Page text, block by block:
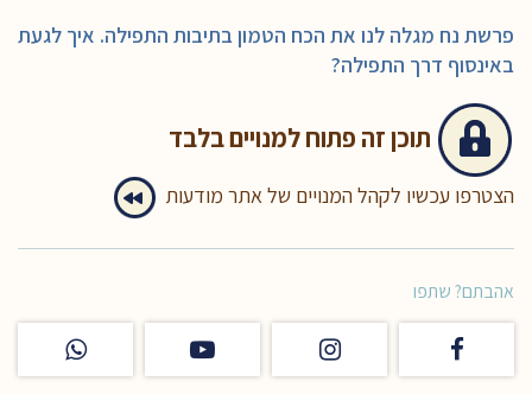
פרשת נח מגלה לנו את הכח הטמון בתיבות התפילה. איך לגעת
באינסוף דרך התפילה?
תוכן זה פתוח למנויים בלבד
הצטרפו עכשיו לקהל המנויים של אתר מודעות
אהבתם? שתפו